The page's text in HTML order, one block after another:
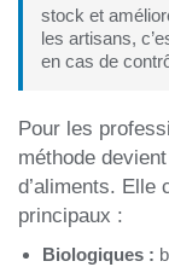
stock et
les artisans,
en cas de
Pour les
méthode
d’aliments. Elle
principaux :
Biologiques :